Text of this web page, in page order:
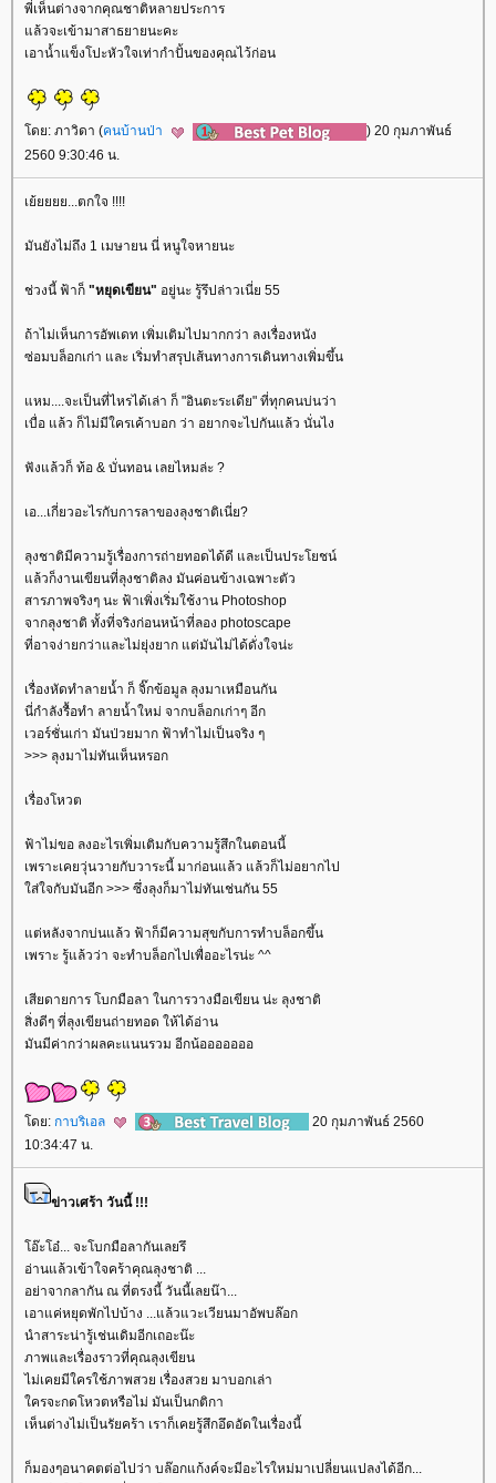
พี่เห็นต่างจากคุณชาติหลายประการ
ล้วจะเข้ามาสาธยายนะคะ
เอาน้ำแข็งโปะหัวใจเท่ากำปั้นของคุณไว้ก่อน
ดย: ภาวิดา (คนบ้านป่า
) 20 กุมภาพันธ์
2560 9:30:46 น.
เย้ยยยย...ตกใจ !!!!
มันยังไม่ถึง 1 เมษายน นี่ หนูใจหายนะ
ช่วงนี้ ฟ้าก็ "หยุดเขียน" อยู่นะ รู้รึปล่าวเนี่ย 55
ถ้าไม่เห็นการอัพเดท เพิ่มเติมไปมากกว่า ลงเรื่องหนัง
ซ่อมบล็อกเก่า และ เริ่มทำสรุปเส้นทางการเดินทางเพิ่มขึ้น
หม....จะเป็นที่ไหรได้เล่า ก็ "อินตะระเดีย" ที่ทุกคนบ่นว่า
เบื่อ แล้ว ก็ไม่มีใครเค้าบอก ว่า อยากจะไปกันแล้ว นั่นไง
ฟังแล้วก็ ท้อ & บั่นทอน เลยไหมล่ะ ?
เอ...เกี่ยวอะไรกับการลาของลุงชาติเนี่ย?
ลุงชาติมีความรู้เรื่องการถ่ายทอดได้ดี และเป็นประโยชน์
ล้วก็งานเขียนที่ลุงชาติลง มันค่อนข้างเฉพาะตัว
สารภาพจริงๆ นะ ฟ้าเพิ่งเริ่มใช้งาน Photoshop
จากลุงชาติ ทั้งที่จริงก่อนหน้าที่ลอง photoscape
ที่อาจง่ายกว่าและไม่ยุ่งยาก แต่มันไม่ได้ดั่งใจน่ะ
เรื่องหัดทำลายน้ำ ก็ จิ๊กข้อมูล ลุงมาเหมือนกัน
นี่กำลังรื้อทำ ลายน้ำใหม่ จากบล็อกเก่าๆ อีก
เวอร์ชั่นเก่า มันป่วยมาก ฟ้าทำไม่เป็นจริง ๆ
>>> ลุงมาไม่ทันเห็นหรอก
เรื่องโหวต
ฟ้าไม่ขอ ลงอะไรเพิ่มเติมกับความรู้สึกในตอนนี้
เพราะเคยวุ่นวายกับวาระนี้ มาก่อนแล้ว แล้วก็ไม่อยากไป
ส่ใจกับมันอีก >>> ซึ่งลุงก็มาไม่ทันเช่นกัน 55
ต่หลังจากบ่นแล้ว ฟ้าก็มีความสุขกับการทำบล็อกขึ้น
เพราะ รู้แล้วว่า จะทำบล็อกไปเพื่ออะไรน่ะ ^^
เสียดายการ โบกมือลา ในการวางมือเขียน น่ะ ลุงชาติ
สิ่งดีๆ ที่ลุงเขียนถ่ายทอด ให้ได้อ่าน
มันมีค่ากว่าผลคะแนนรวม อีกน้อออออออ
ดย: กาบริเอล
20 กุมภาพันธ์ 2560
10:34:47 น.
ข่าวเศร้า วันนี้ !!!
อ๊ะโอ๋... จะโบกมือลากันเลยรึ
อ่านแล้วเข้าใจคร้าคุณลุงชาติ ...
อย่าจากลากัน ณ ที่ตรงนี้ วันนี้เลยน๊า...
เอาแค่หยุดพักไปบ้าง ...แล้วแวะเวียนมาอัพบล๊อก
นำสาระน่ารู้เช่นเดิมอีกเถอะน๊ะ
ภาพและเรื่องราวที่คุณลุงเขียน
ไม่เคยมีใครใช้ภาพสวย เรื่องสวย มาบอกเล่า
ครจะกดโหวตหรือไม่ มันเป็นกติกา
เห็นต่างไม่เป็นรัยคร้า เราก็เคยรู้สึกอึดอัดในเรื่องนี้
ก็มองๆอนาคตต่อไปว่า บล๊อกแก้งค์จะมีอะไรใหม่มาเปลี่ยนแปลงได้อีก...